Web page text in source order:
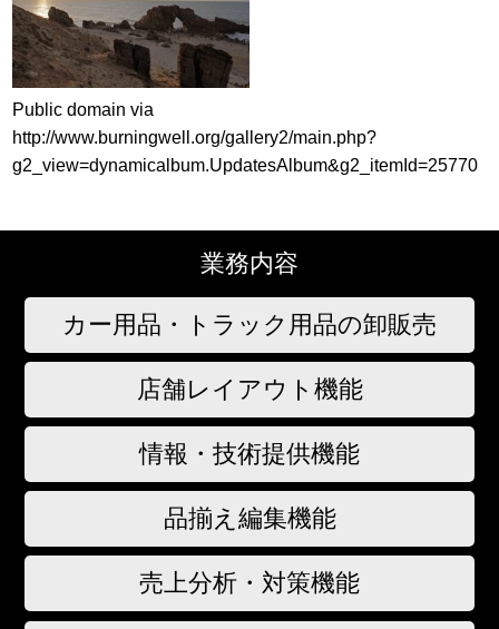
Public domain via
http://www.burningwell.org/gallery2/main.php?
g2_view=dynamicalbum.UpdatesAlbum&g2_itemId=25770
業務内容
カー用品・トラック用品の卸販売
店舗レイアウト機能
情報・技術提供機能
品揃え編集機能
売上分析・対策機能